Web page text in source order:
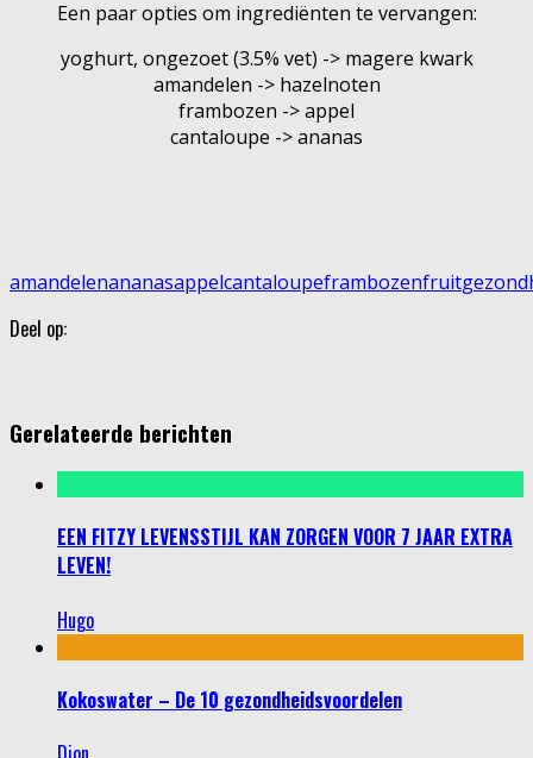
Een paar opties om ingrediënten te vervangen:
yoghurt, ongezoet (3.5% vet) -> magere kwark
amandelen -> hazelnoten
frambozen -> appel
cantaloupe -> ananas
amandelenananasappelcantaloupeframbozenfruitgezond
Deel op:
Gerelateerde berichten
EEN FITZY LEVENSSTIJL KAN ZORGEN VOOR 7 JAAR EXTRA
LEVEN!
Hugo
Kokoswater – De 10 gezondheidsvoordelen